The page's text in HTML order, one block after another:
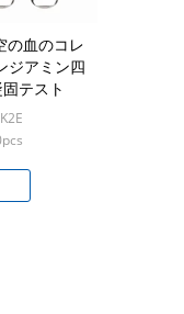
の血のコレ
ジアミン四
テスト